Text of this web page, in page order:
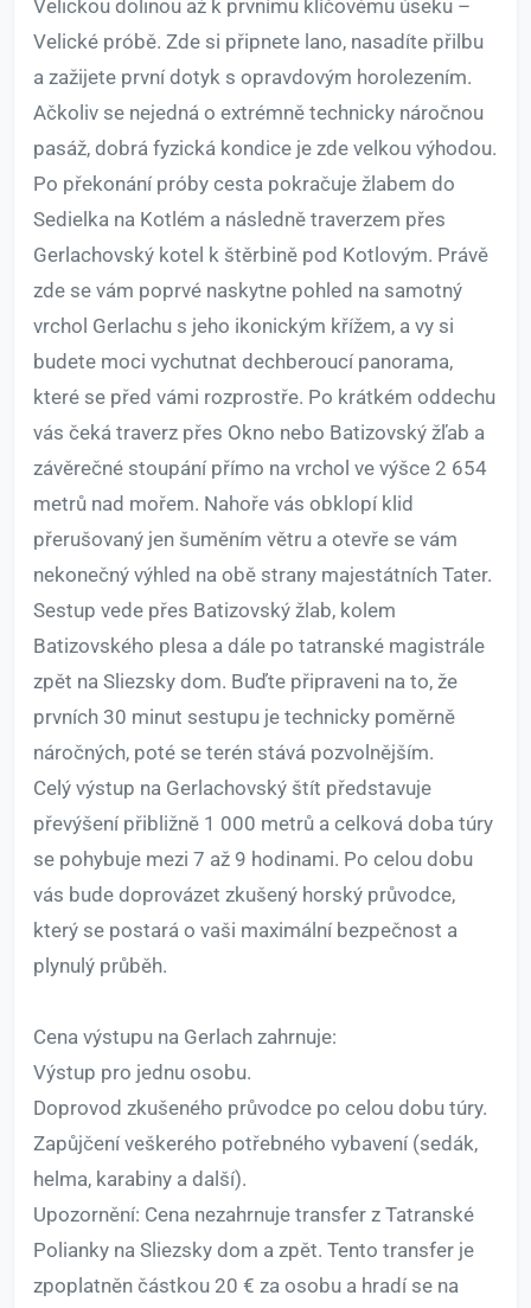
Velickou dolinou až k prvnímu klíčovému úseku –
Velické próbě. Zde si připnete lano, nasadíte přilbu
a zažijete první dotyk s opravdovým horolezením.
Ačkoliv se nejedná o extrémně technicky náročnou
pasáž, dobrá fyzická kondice je zde velkou výhodou.
Po překonání próby cesta pokračuje žlabem do
Sedielka na Kotlém a následně traverzem přes
Gerlachovský kotel k štěrbině pod Kotlovým. Právě
zde se vám poprvé naskytne pohled na samotný
vrchol Gerlachu s jeho ikonickým křížem, a vy si
budete moci vychutnat dechberoucí panorama,
které se před vámi rozprostře. Po krátkém oddechu
vás čeká traverz přes Okno nebo Batizovský žľab a
závěrečné stoupání přímo na vrchol ve výšce 2 654
metrů nad mořem. Nahoře vás obklopí klid
přerušovaný jen šuměním větru a otevře se vám
nekonečný výhled na obě strany majestátních Tater.
Sestup vede přes Batizovský žlab, kolem
Batizovského plesa a dále po tatranské magistrále
zpět na Sliezsky dom. Buďte připraveni na to, že
prvních 30 minut sestupu je technicky poměrně
náročných, poté se terén stává pozvolnějším.
Celý výstup na Gerlachovský štít představuje
převýšení přibližně 1 000 metrů a celková doba túry
se pohybuje mezi 7 až 9 hodinami. Po celou dobu
vás bude doprovázet zkušený horský průvodce,
který se postará o vaši maximální bezpečnost a
plynulý průběh.
Cena výstupu na Gerlach zahrnuje:
Výstup pro jednu osobu.
Doprovod zkušeného průvodce po celou dobu túry.
Zapůjčení veškerého potřebného vybavení (sedák,
helma, karabiny a další).
Upozornění: Cena nezahrnuje transfer z Tatranské
Polianky na Sliezsky dom a zpět. Tento transfer je
zpoplatněn částkou 20 € za osobu a hradí se na